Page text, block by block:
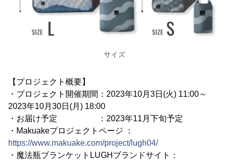
サイズ
【プロジェクト概要】
・プロジェクト開催期間：2023年10月3日(火) 11:00～
2023年10月30日(月) 18:00
・お届け予定 ：2023年11月下旬予定
・Makuakeプロジェクトページ ：
https://www.makuake.com/project/lugh04/
・魔法瓶ブランケットLUGHブランドサイト：